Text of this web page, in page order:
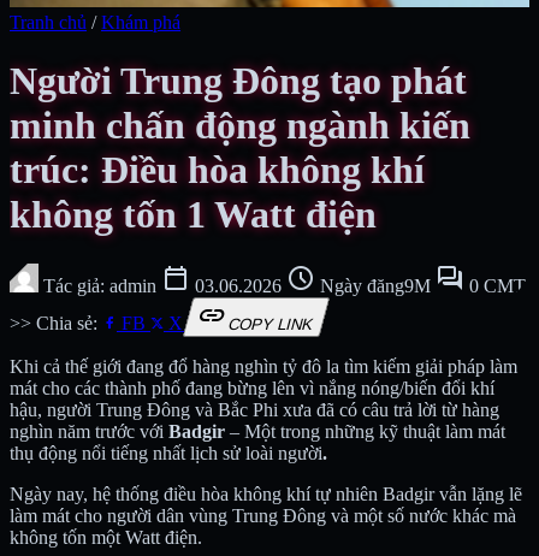
Tranh chủ / Khám phá
Người Trung Đông tạo phát
minh chấn động ngành kiến
trúc: Điều hòa không khí
không tốn 1 Watt điện
Tác giả: admin calendar_today 03.06.2026 schedule Ngày đăng9M forum 0 CMT
>> Chia sẻ:
FB X linkCOPY LINK
Khi cả thế giới đang đổ hàng nghìn tỷ đô la tìm kiếm giải pháp làm
mát cho các thành phố đang bừng lên vì nắng nóng/biến đổi khí
hậu, người Trung Đông và Bắc Phi xưa đã có câu trả lời từ hàng
nghìn năm trước với Badgir – Một trong những kỹ thuật làm mát
thụ động nổi tiếng nhất lịch sử loài người.
Ngày nay, hệ thống điều hòa không khí tự nhiên Badgir vẫn lặng lẽ
làm mát cho người dân vùng Trung Đông và một số nước khác mà
không tốn một Watt điện.